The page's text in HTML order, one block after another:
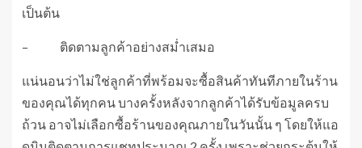
เป็นต้น
– ติดตามลูกค้าอย่างสม่ำเสมอ
แน่นอนว่าไม่ใช่ลูกค้าที่พร้อมจะซื้อสินค้าทันทีภายในร้าน
ของคุณได้ทุกคน บางครั้งหลังจากลูกค้าได้รับข้อมูลครบ
ถ้วน อาจไม่เลือกซื้อร้านของคุณภายในวันนั้น ๆ โดยให้แอ